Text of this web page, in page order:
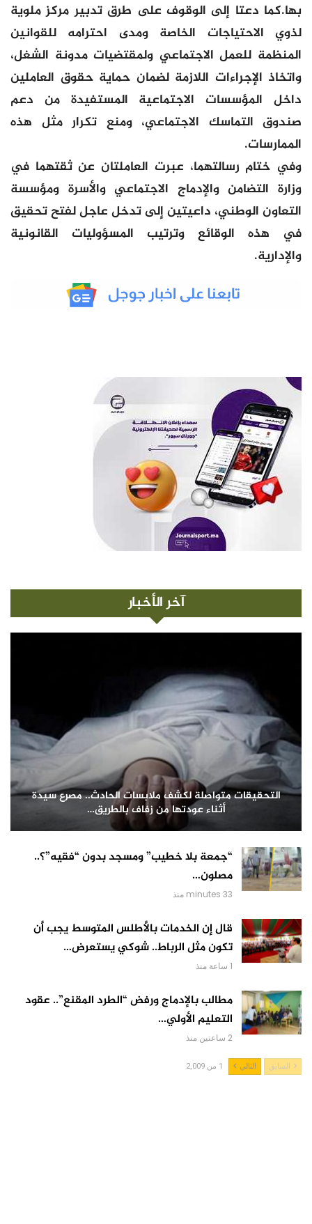
بها.كما دعتا إلى الوقوف على طرق تدبير مركز ملوية
لذوي الاحتياجات الخاصة ومدى احترامه للقوانين
المنظمة للعمل الاجتماعي ولمقتضيات مدونة الشغل،
واتخاذ الإجراءات اللازمة لضمان حماية حقوق العاملين
داخل المؤسسات الاجتماعية المستفيدة من دعم
صندوق التماسك الاجتماعي، ومنع تكرار مثل هذه
الممارسات.
وفي ختام رسالتهما، عبرت العاملتان عن ثقتهما في
وزارة التضامن والإدماج الاجتماعي والأسرة ومؤسسة
التعاون الوطني، داعيتين إلى تدخل عاجل لفتح تحقيق
في هذه الوقائع وترتيب المسؤوليات القانونية
والإدارية.
آخر الأخبار
التحقيقات متواصلة لكشف ملابسات الحادث.. مصرع سيدة
أثناء عودتها من زفاف بالطريق…
“جمعة بلا خطيب” ومسجد بدون “فقيه”؟..
مصلون…
33 minutes منذ
قال إن الخدمات بالأطلس المتوسط يجب أن
تكون مثل الرباط.. شوكي يستعرض…
1 ساعة منذ
مطالب بالإدماج ورفض “الطرد المقنع”.. عقود
التعليم الأولي…
2 ساعتين منذ
السابق التالي 1 من 2,009